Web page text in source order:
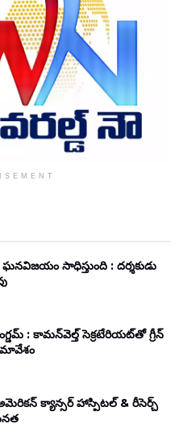
సాధిస్తుంది : దర్శకుడు
: కామన్‌వెల్త్ సెక్రటేరియట్‌తో గ్రీన్
క్యాన్సర్ హాస్పిటల్ & రీసెర్చ్